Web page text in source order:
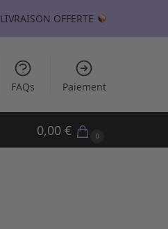
LIVRAISON OFFERTE
FAQs Paiement
0,00 € 0